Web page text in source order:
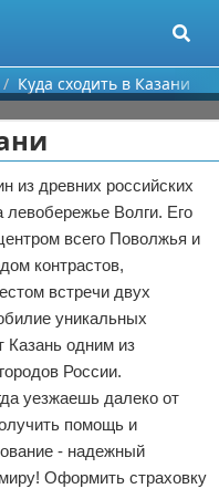
Куда сходить в Казани
из древних российских
левобережье Волги. Его
всего Поволжья и
контрастов,
встречи двух
уникальных
Казань одним из
России.
уезжаешь далеко от
помощь и
- надежный
Оформить страховку